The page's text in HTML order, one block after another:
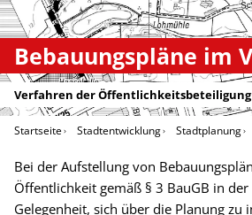
Bebauungspläne im
Verfahren der Öffentlichkeitsbeteiligung
Startseite Stadtentwicklung Stadtplanung
Bei der Aufstellung von
Öffentlichkeit gemäß § 3 BauGB in der
Gelegenheit, sich über die Planung zu